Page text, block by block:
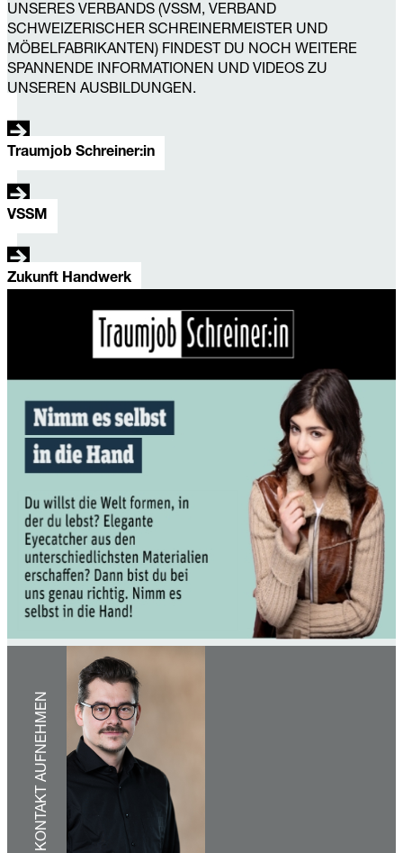
UNSERES VERBANDS (VSSM, VERBAND
SCHWEIZERISCHER SCHREINER­MEISTER UND
MÖBELFABRIKANTEN) FINDEST DU NOCH WEITERE
SPANNENDE INFOR­MATIONEN UND VIDEOS ZU
UNSEREN AUSBILDUNGEN.
Traumjob Schreiner:in
VSSM
Zukunft Handwerk
KONTAKT AUFNEHMEN